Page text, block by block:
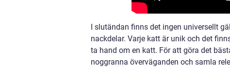
I slutändan finns det ingen universellt
nackdelar. Varje katt är unik och det
ta hand om en katt. För att göra det
noggranna överväganden och samla